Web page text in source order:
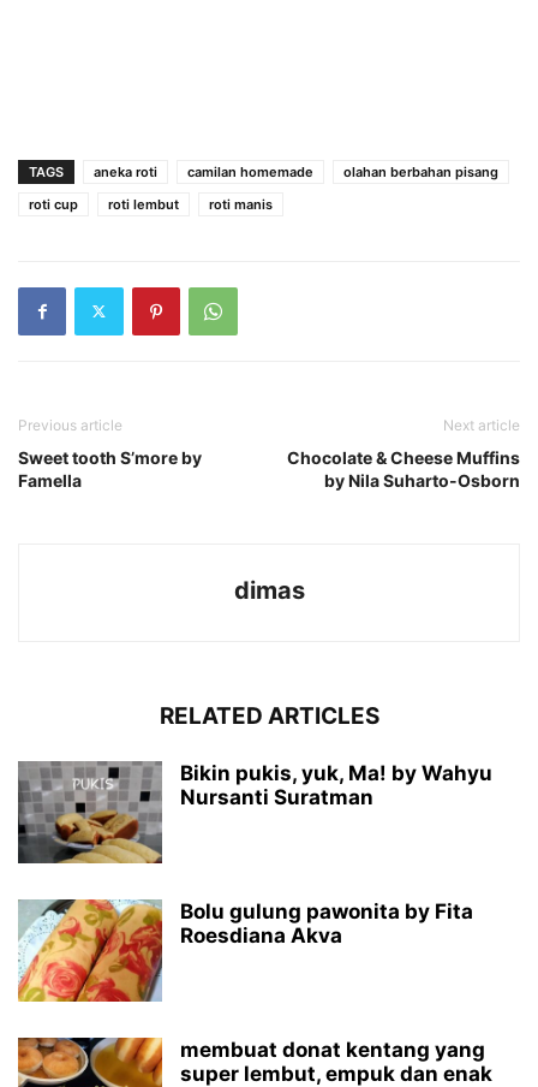
TAGS aneka roti camilan homemade
olahan berbahan pisang
roti cup
roti lembut roti manis
Previous article
Sweet tooth S’more by
Famella
Next article
Chocolate & Cheese Muffins
by Nila Suharto-Osborn
dimas
RELATED ARTICLES
Bikin pukis, yuk, Ma! by Wahyu
Nursanti Suratman
Bolu gulung pawonita by Fita
Roesdiana Akva
membuat donat kentang yang
super lembut, empuk dan enak